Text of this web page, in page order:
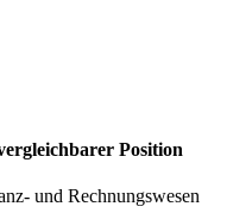
Position
und Rechnungswesen